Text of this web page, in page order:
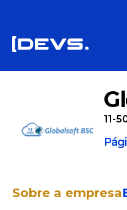
11-
Sobre a empresa